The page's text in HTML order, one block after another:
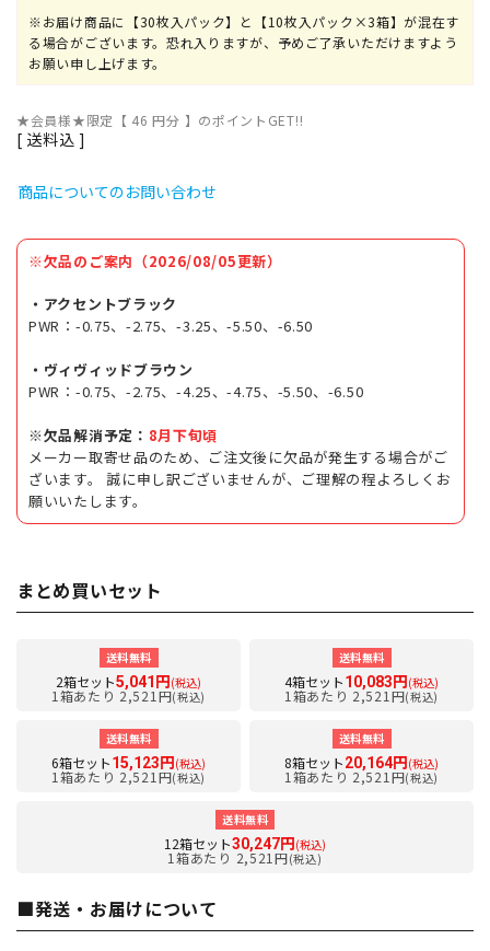
※お届け商品に【30枚入パック】と【10枚入パック×3箱】が混在す
る場合がございます。恐れ入りますが、予めご了承いただけますよう
お願い申し上げます。
★会員様★限定【 46 円分 】のポイントGET!!
送料込
商品についてのお問い合わせ
※欠品のご案内（2026/08/05更新）
・アクセントブラック
PWR：-0.75、-2.75、-3.25、-5.50、-6.50
・ヴィヴィッドブラウン
PWR：-0.75、-2.75、-4.25、-4.75、-5.50、-6.50
※欠品解消予定： 8月下旬頃
メーカー取寄せ品のため、ご注文後に欠品が発生する場合がご
ざいます。 誠に申し訳ございませんが、ご理解の程よろしくお
願いいたします。
まとめ買いセット
送料無料
2箱セット5,041円 (税込)
1箱あたり 2,521円(税込)
送料無料
4箱セット10,083円 (税込)
1箱あたり 2,521円(税込)
送料無料
6箱セット15,123円 (税込)
1箱あたり 2,521円(税込)
送料無料
8箱セット20,164円 (税込)
1箱あたり 2,521円(税込)
送料無料
12箱セット30,247円 (税込)
1箱あたり 2,521円(税込)
■発送・お届けについて